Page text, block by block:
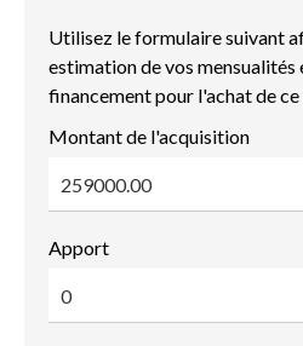
Utilisez le formulaire suivant
estimation de vos
financement pour l'achat de ce
Montant de l'acquisition
Apport